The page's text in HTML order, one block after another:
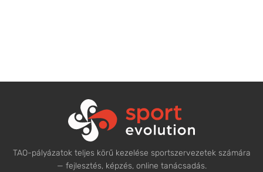
TAO-pályázatok teljes körű kezelése sportszervezetek számára
— fejlesztés, képzés, online tanácsadás.